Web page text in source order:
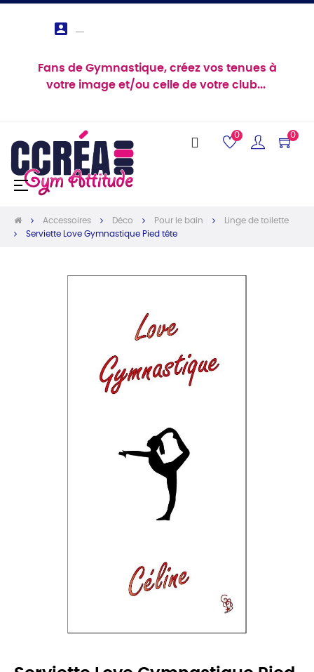

Fans de Gymnastique, créez vos tenues à
votre image et/ou celle de votre club...
0 0
Basculer
☰
Accessoires Déco Pour le bain
Linge de toilette
Serviette Love Gymnastique Pied tête